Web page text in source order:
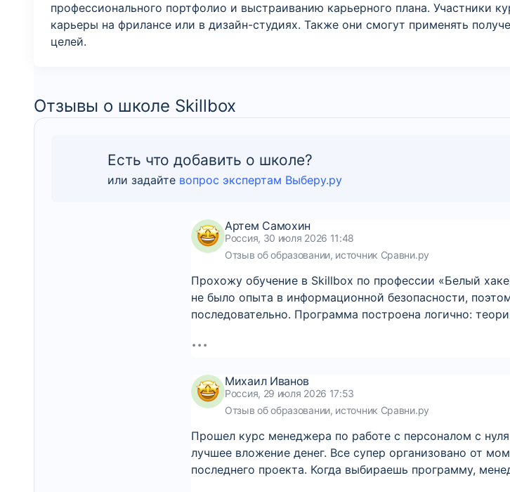
профессионального портфолио и выстраиванию карьерного плана. Участники
карьеры на фрилансе или в дизайн-студиях. Также они смогут применять
целей.
Отзывы о школе Skillbox
Есть что добавить о школе?
или задайте вопрос экспертам Выберу.ру
Артем Самохин
Россия, 30 июля 2026 11:48
Отзыв об образовании, источник Сравни.ру
Прохожу обучение в Skillbox по профессии «Белый
не было опыта в информационной безопасности,
последовательно. Программа построена логично:
Михаил Иванов
Россия, 29 июля 2026 17:53
Отзыв об образовании, источник Сравни.ру
Прошел курс менеджера по работе с персоналом с
лучшее вложение денег. Все супер организовано от
последнего проекта. Когда выбираешь программу,